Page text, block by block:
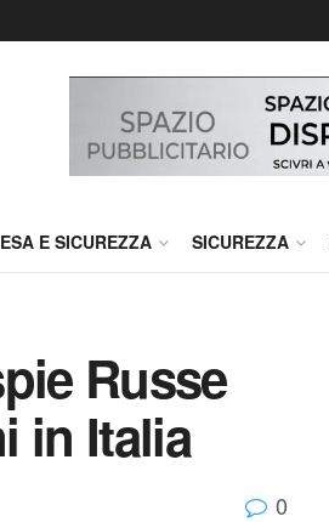
E SICUREZZA SICUREZZA
Russe
in Italia
0